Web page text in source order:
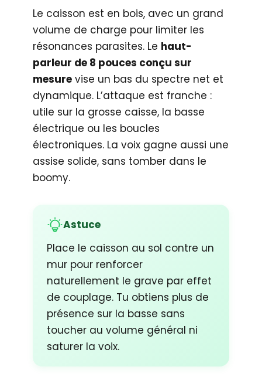
Le caisson est en bois, avec un grand
volume de charge pour limiter les
résonances parasites. Le haut-
parleur de 8 pouces conçu sur
mesure vise un bas du spectre net et
dynamique. L’attaque est franche :
utile sur la grosse caisse, la basse
électrique ou les boucles
électroniques. La voix gagne aussi une
assise solide, sans tomber dans le
boomy.
Astuce
Place le caisson au sol contre un
mur pour renforcer
naturellement le grave par effet
de couplage. Tu obtiens plus de
présence sur la basse sans
toucher au volume général ni
saturer la voix.